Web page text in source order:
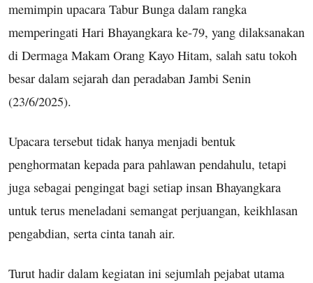
memimpin upacara Tabur Bunga dalam rangka
memperingati Hari Bhayangkara ke-79, yang dilaksanakan
di Dermaga Makam Orang Kayo Hitam, salah satu tokoh
besar dalam sejarah dan peradaban Jambi Senin
(23/6/2025).
Upacara tersebut tidak hanya menjadi bentuk
penghormatan kepada para pahlawan pendahulu, tetapi
juga sebagai pengingat bagi setiap insan Bhayangkara
untuk terus meneladani semangat perjuangan, keikhlasan
pengabdian, serta cinta tanah air.
Turut hadir dalam kegiatan ini sejumlah pejabat utama